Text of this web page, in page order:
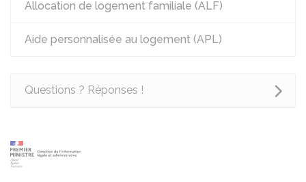
Allocation de logement familiale (ALF)
Aide personnalisée au logement (APL)
Questions ? Réponses !